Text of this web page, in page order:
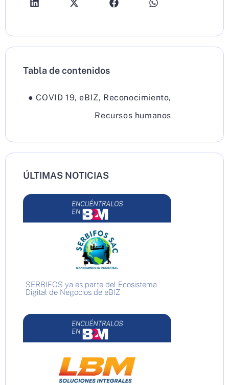
Tabla de contenidos
● COVID 19,eBIZ, Reconocimiento,
Recursos humanos
ÚLTIMAS NOTICIAS
SERBIFOS ya es parte del Ecosistema
Digital de Negocios de eBIZ